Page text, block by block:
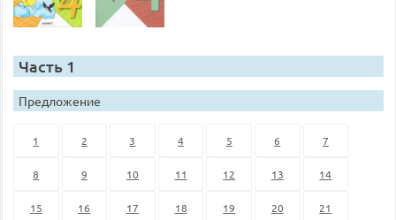
Часть 1
Предложение
1 2 3 4 5 6 7
8 9 10 11 12 13 14
15 16 17 18 19 20 21